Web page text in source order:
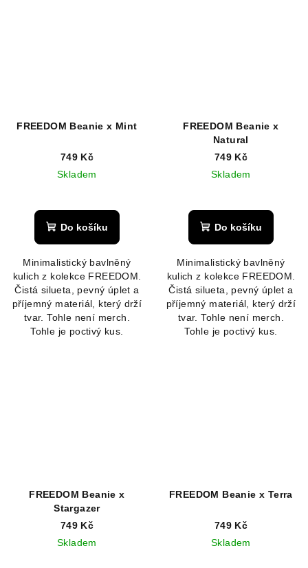
FREEDOM Beanie x Mint
749 Kč
Skladem
Do košíku
Minimalistický bavlněný
kulich z kolekce FREEDOM.
Čistá silueta, pevný úplet a
příjemný materiál, který drží
tvar. Tohle není merch.
Tohle je poctivý kus.
FREEDOM Beanie x
Natural
749 Kč
Skladem
Do košíku
Minimalistický bavlněný
kulich z kolekce FREEDOM.
Čistá silueta, pevný úplet a
příjemný materiál, který drží
tvar. Tohle není merch.
Tohle je poctivý kus.
FREEDOM Beanie x
Stargazer
749 Kč
Skladem
FREEDOM Beanie x Terra
749 Kč
Skladem